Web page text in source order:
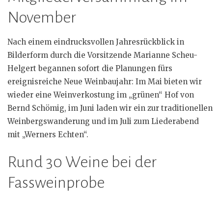
November
Nach einem eindrucksvollen Jahresrückblick in
Bilderform durch die Vorsitzende Marianne Scheu-
Helgert begannen sofort die Planungen fürs
ereignisreiche Neue Weinbaujahr: Im Mai bieten wir
wieder eine Weinverkostung im „grünen“ Hof von
Bernd Schömig, im Juni laden wir ein zur traditionellen
Weinbergswanderung und im Juli zum Liederabend
mit „Werners Echten“.
Rund 30 Weine bei der
Fassweinprobe